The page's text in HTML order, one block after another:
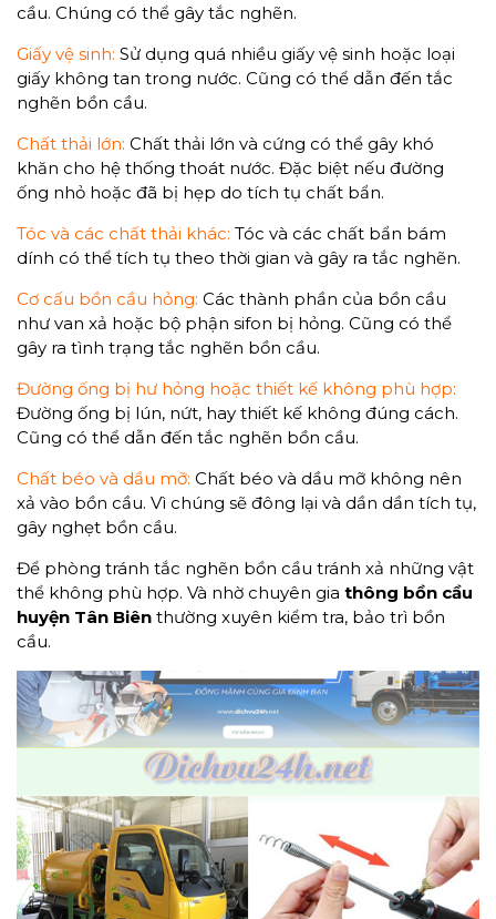
cầu. Chúng có thể gây tắc nghẽn.
Giấy vệ sinh: Sử dụng quá nhiều giấy vệ sinh hoặc loại
giấy không tan trong nước. Cũng có thể dẫn đến tắc
nghẽn bồn cầu.
Chất thải lớn: Chất thải lớn và cứng có thể gây khó
khăn cho hệ thống thoát nước. Đặc biệt nếu đường
ống nhỏ hoặc đã bị hẹp do tích tụ chất bẩn.
Tóc và các chất thải khác: Tóc và các chất bẩn bám
dính có thể tích tụ theo thời gian và gây ra tắc nghẽn.
Cơ cấu bồn cầu hỏng: Các thành phần của bồn cầu
như van xả hoặc bộ phận sifon bị hỏng. Cũng có thể
gây ra tình trạng tắc nghẽn bồn cầu.
Đường ống bị hư hỏng hoặc thiết kế không phù hợp:
Đường ống bị lún, nứt, hay thiết kế không đúng cách.
Cũng có thể dẫn đến tắc nghẽn bồn cầu.
Chất béo và dầu mỡ: Chất béo và dầu mỡ không nên
xả vào bồn cầu. Vì chúng sẽ đông lại và dần dần tích tụ,
gây nghẹt bồn cầu.
Để phòng tránh tắc nghẽn bồn cầu tránh xả những vật
thể không phù hợp. Và nhờ chuyên gia thông bồn cầu
huyện Tân Biên thường xuyên kiểm tra, bảo trì bồn
cầu.